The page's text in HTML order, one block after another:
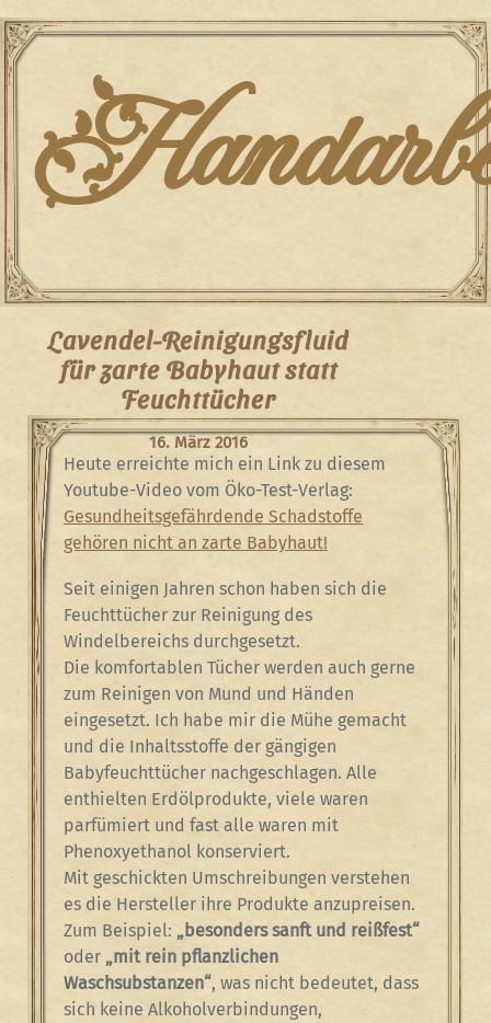
Skip
to
content
Lavendel-Reinigungsfluid
für zarte Babyhaut statt
Feuchttücher
16. März 2016
Heute erreichte mich ein Link zu diesem
Youtube-Video vom Öko-Test-Verlag:
Gesundheitsgefährdende Schadstoffe
gehören nicht an zarte Babyhaut!
Seit einigen Jahren schon haben sich die
Feuchttücher zur Reinigung des
Windelbereichs durchgesetzt.
Die komfortablen Tücher werden auch gerne
zum Reinigen von Mund und Händen
eingesetzt. Ich habe mir die Mühe gemacht
und die Inhaltsstoffe der gängigen
Babyfeuchttücher nachgeschlagen. Alle
enthielten Erdölprodukte, viele waren
parfümiert und fast alle waren mit
Phenoxyethanol konserviert.
Mit geschickten Umschreibungen verstehen
es die Hersteller ihre Produkte anzupreisen.
Zum Beispiel: „besonders sanft und reißfest“
oder „mit rein pflanzlichen
Waschsubstanzen“, was nicht bedeutet, dass
sich keine Alkoholverbindungen,